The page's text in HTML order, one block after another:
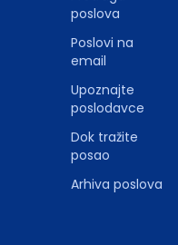
poslova
Poslovi na
email
Upoznajte
poslodavce
Dok tražite
posao
Arhiva poslova